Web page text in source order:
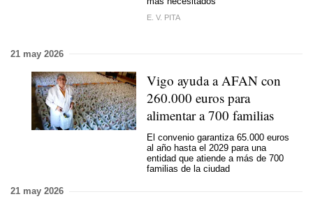
E. V. PITA
21 may 2026
Vigo ayuda a AFAN con
260.000 euros para
alimentar a 700 familias
El convenio garantiza 65.000 euros
al año hasta el 2029 para una
entidad que atiende a más de 700
familias de la ciudad
21 may 2026